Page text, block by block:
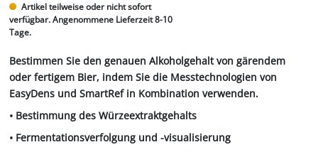
Artikel teilweise oder nicht sofort
verfügbar. Angenommene Lieferzeit 8-10
Tage.
Bestimmen Sie den genauen Alkoholgehalt von gärendem
oder fertigem Bier, indem Sie die Messtechnologien von
EasyDens und SmartRef in Kombination verwenden.
• Bestimmung des Würzeextraktgehalts
• Fermentationsverfolgung und -visualisierung